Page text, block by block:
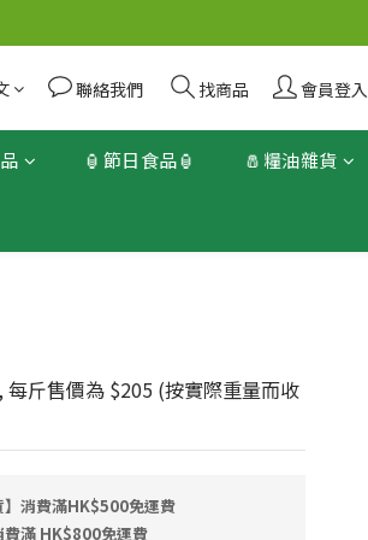
聯絡我們 找商品 會員登入
🏮節日食品🏮 🧂糧油雜貨
斤售價為 $205 (按實際重量而收
消費滿HK$500免運費
滿 HK$800免運費